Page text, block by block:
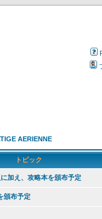
AERIENNE
トピック
加え、攻略本を頒布予定
頒布予定